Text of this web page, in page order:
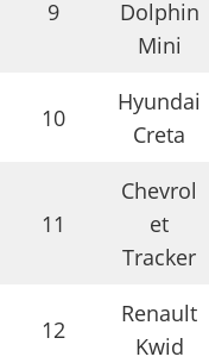
9
Dolphin
Mini
10
Hyundai
Creta
11
Chevrol
et
Tracker
12
Renault
Kwid